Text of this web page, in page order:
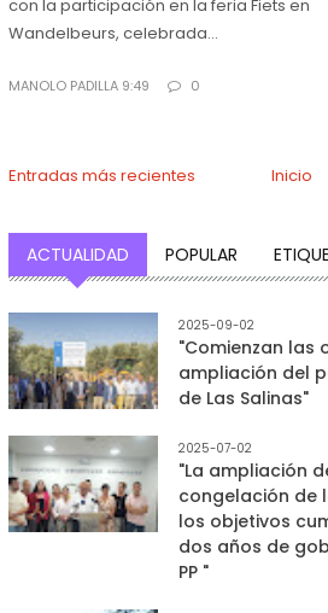
con la participación en la feria Fiets en
Wandelbeurs, celebrada...
MANOLO PADILLA 9:49 0
Entradas más recientes Inicio
ACTUALIDAD POPULAR
2025-09-02
"Comienzan las
ampliación del
de Las Salinas"
2025-07-02
"La ampliación
congelación de
los objetivos
dos años de
PP "